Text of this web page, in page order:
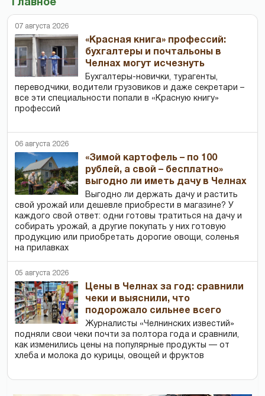
Главное
07 августа 2026
«Красная книга» профессий:
бухгалтеры и почтальоны в
Челнах могут исчезнуть
Бухгалтеры-новички, тур­агенты,
переводчики, водители грузовиков и даже секретари –
все эти специальности попали в «Красную книгу»
профессий
06 августа 2026
«Зимой картофель – по 100
рублей, а свой – бесплатно»
выгодно ли иметь дачу в Челнах
Выгодно ли держать дачу и растить
свой урожай или дешевле приобрести в магазине? У
каждого свой ответ: одни готовы тратиться на дачу и
собирать урожай, а другие покупать у них готовую
продукцию или приобретать дорогие овощи, соленья
на прилавках
05 августа 2026
Цены в Челнах за год: сравнили
чеки и выяснили, что
подорожало сильнее всего
Журналисты «Челнинских известий»
подняли свои чеки почти за полтора года и сравнили,
как изменились цены на популярные продукты — от
хлеба и молока до курицы, овощей и фруктов